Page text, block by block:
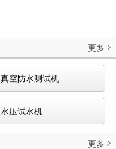
更多 
真空防水测试机
水压试水机
更多 